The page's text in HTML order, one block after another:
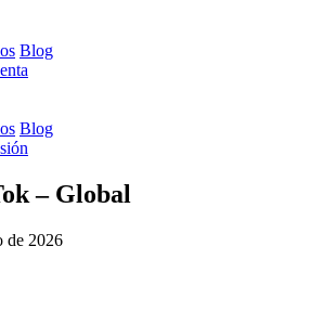
Blog
Blog
– Global
de 2026